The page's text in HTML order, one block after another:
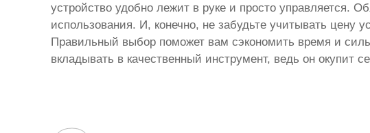
устройство удобно лежит в руке и просто управляется.
использования. И, конечно, не забудьте учитывать
Правильный выбор поможет вам сэкономить время и
вкладывать в качественный инструмент, ведь он окупит